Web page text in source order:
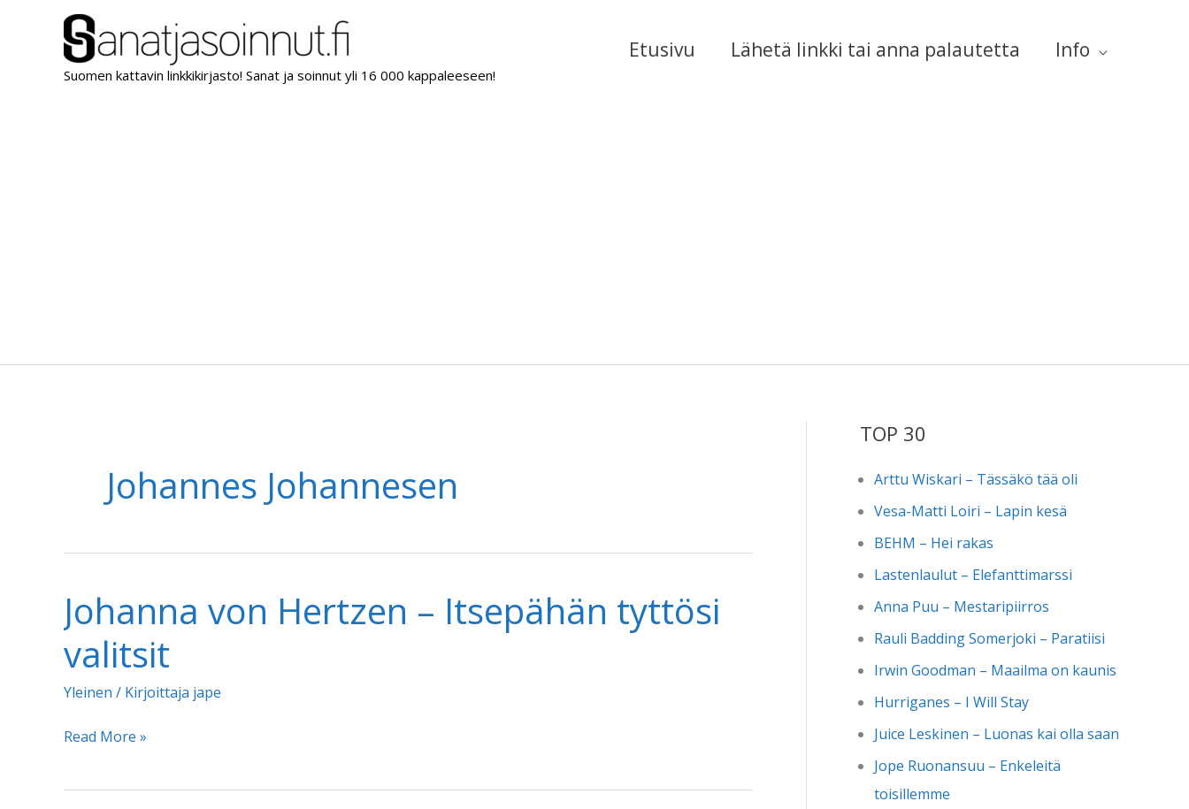
Suomen kattavin linkkikirjasto! Sanat ja soinnut yli 16 000 kappaleeseen!
Etusivu Lähetä linkki tai anna palautetta Info
Johannes Johannesen
Johanna von Hertzen – Itsepähän tyttösi
valitsit
Yleinen / Kirjoittaja jape
Johanna
Hertzen
Read More »
TOP 30
Arttu Wiskari – Tässäkö tää oli
Vesa-Matti Loiri – Lapin kesä
BEHM – Hei rakas
Lastenlaulut – Elefanttimarssi
Anna Puu – Mestaripiirros
Rauli Badding Somerjoki – Paratiisi
Irwin Goodman – Maailma on kaunis
Hurriganes – I Will Stay
Juice Leskinen – Luonas kai olla saan
Jope Ruonansuu – Enkeleitä
toisillemme